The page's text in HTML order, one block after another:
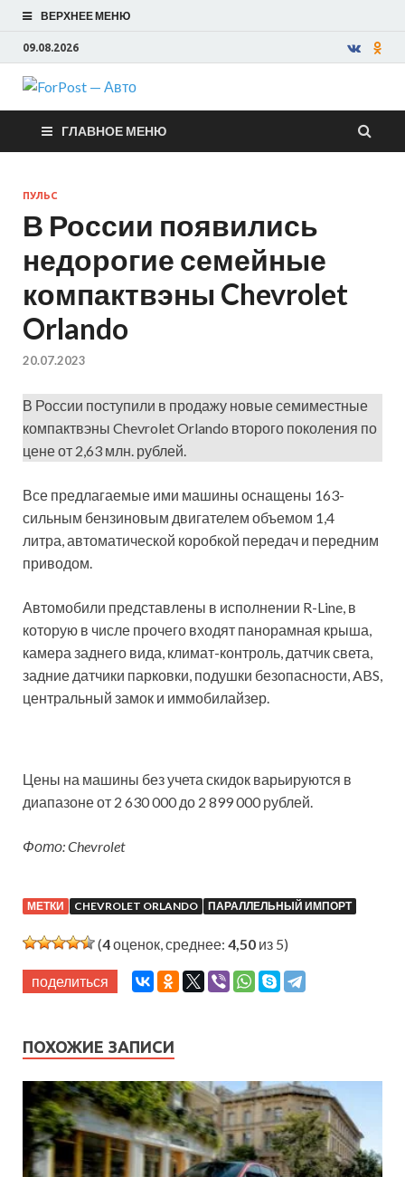
ВЕРХНЕЕ МЕНЮ
09.08.2026
ForPost —
Авто
ГЛАВНОЕ МЕНЮ
ПУЛЬС
В России появились
недорогие семейные
компактвэны Chevrolet
Orlando
20.07.2023
В России поступили в продажу новые семиместные
компактвэны Chevrolet Orlando второго поколения по
цене от 2,63 млн. рублей.
Все предлагаемые ими машины оснащены 163-
сильным бензиновым двигателем объемом 1,4
литра, автоматической коробкой передач и передним
приводом.
Автомобили представлены в исполнении R-Line, в
которую в числе прочего входят панорамная крыша,
камера заднего вида, климат-контроль, датчик света,
задние датчики парковки, подушки безопасности, ABS,
центральный замок и иммобилайзер.
Цены на машины без учета скидок варьируются в
диапазоне от 2 630 000 до 2 899 000 рублей.
Фото: Chevrolet
МЕТКИ CHEVROLET ORLANDO ПАРАЛЛЕЛЬНЫЙ ИМПОРТ
(4оценок, среднее: 4,50 из 5)
поделиться
ПОХОЖИЕ ЗАПИСИ